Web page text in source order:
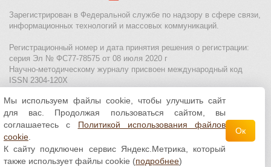
Зарегистрирован в Федеральной службе по надзору в сфере связи,
информационных технологий и массовых коммуникаций.
Регистрационный номер и дата принятия решения о регистрации:
серия Эл № ФС77-78575 от 08 июля 2020 г
Научно-методическому журналу присвоен международный код
ISSN 2304-120X
МЦИТО|Школьные олимпиады и онлайн конкурсы для детей
Политика использования файлов cookie| Политика обработки и
защиты персональных данных
Все материалы доступны полицензии Creative
Commons С указанием авторства 4.0 Всемирная
Мы используем файлы cookie, чтобы улучшить сайт
для вас. Продолжая пользоваться сайтом, вы
соглашаетесь с Политикой использования файлов
cookie
К сайту подключен сервис Яндекс.Метрика, который
также использует файлы cookie (подробнее)
Ок